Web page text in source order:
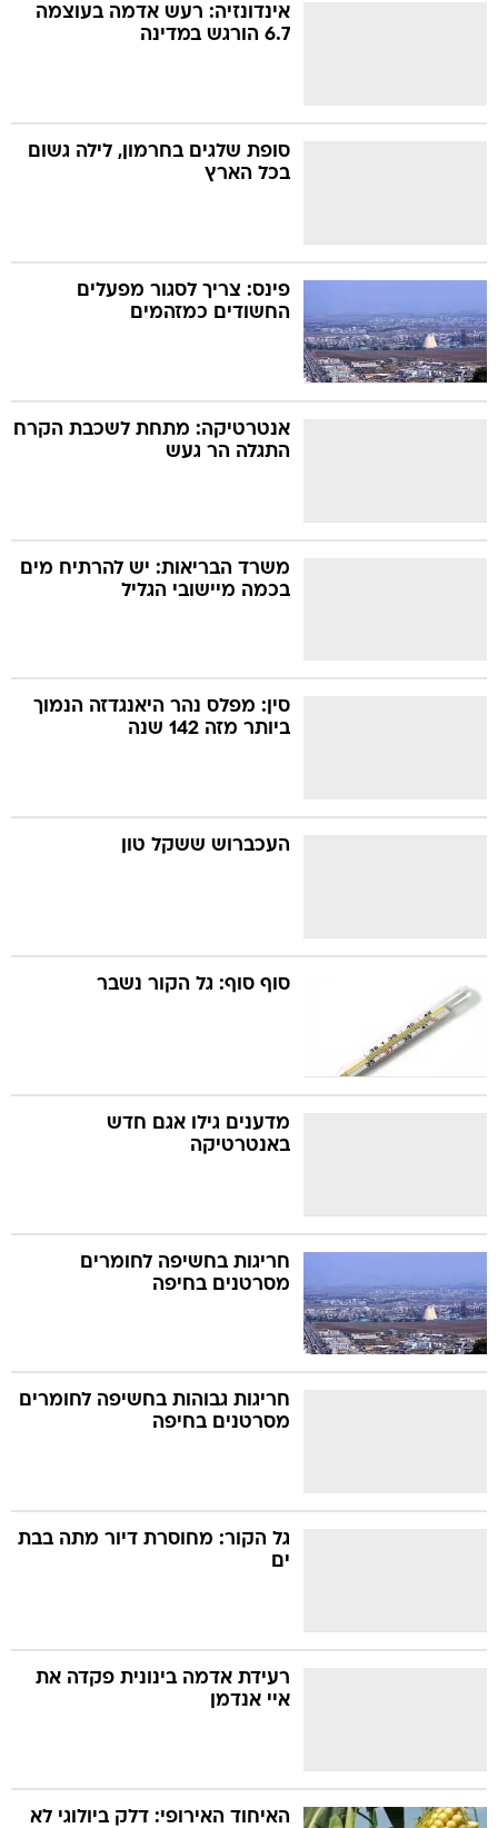
אינדונזיה: רעש אדמה בעוצמה
6.7 הורגש במדינה
סופת שלגים בחרמון, לילה גשום
בכל הארץ
פינס: צריך לסגור מפעלים
החשודים כמזהמים
אנטרטיקה: מתחת לשכבת הקרח
התגלה הר געש
משרד הבריאות: יש להרתיח מים
בכמה מיישובי הגליל
סין: מפלס נהר היאנגדזה הנמוך
ביותר מזה 142 שנה
העכברוש ששקל טון
סוף סוף: גל הקור נשבר
מדענים גילו אגם חדש
באנטרטיקה
חריגות בחשיפה לחומרים
מסרטנים בחיפה
חריגות גבוהות בחשיפה לחומרים
מסרטנים בחיפה
גל הקור: מחוסרת דיור מתה בבת
ים
רעידת אדמה בינונית פקדה את
איי אנדמן
האיחוד האירופי: דלק ביולוגי לא